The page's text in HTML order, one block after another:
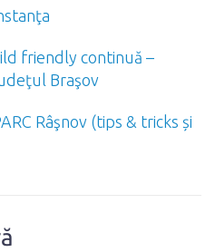
friendly continuă –
Braşov
Râşnov (tips & tricks și